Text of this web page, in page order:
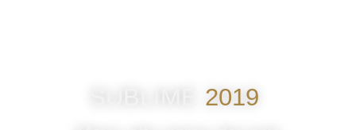
2019